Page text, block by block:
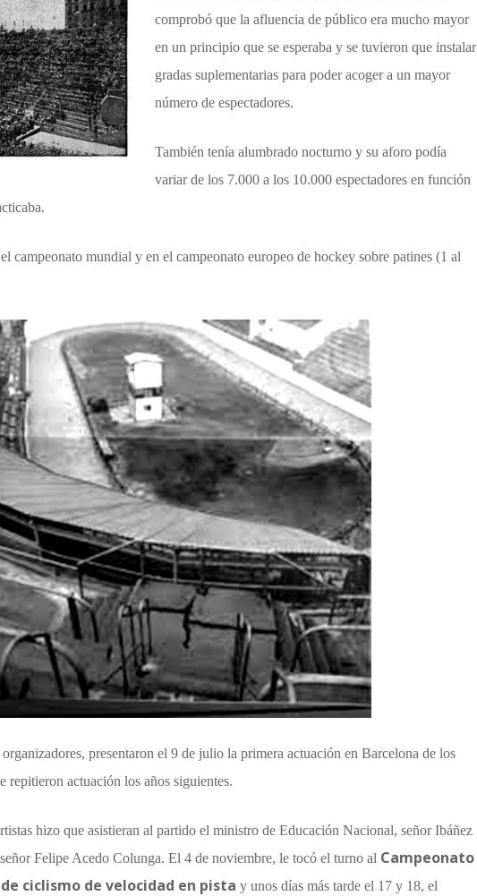
comprobó que la afluencia de público era mucho mayor
en un principio que se esperaba y se tuvieron que instalar
gradas suplementarias para poder acoger a un mayor
número de espectadores.
También tenía alumbrado nocturno y su aforo podía
variar de los 7.000 a los 10.000 espectadores en función
campeonato mundial y en el campeonato europeo de hockey sobre patines (1 al
presentaron el 9 de julio la primera actuación en Barcelona de los
repitieron actuación los años siguientes.
hizo que asistieran al partido el ministro de Educación Nacional, señor Ibáñez
Felipe Acedo Colunga. El 4 de noviembre, le tocó el turno al Campeonato
ciclismo de velocidad en pista y unos días más tarde el 17 y 18, el